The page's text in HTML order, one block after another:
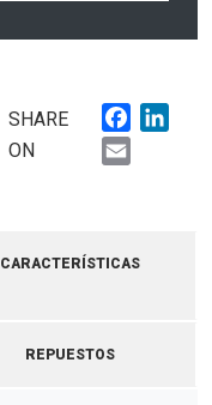
SHARE
ON
CARACTERÍSTICAS
REPUESTOS